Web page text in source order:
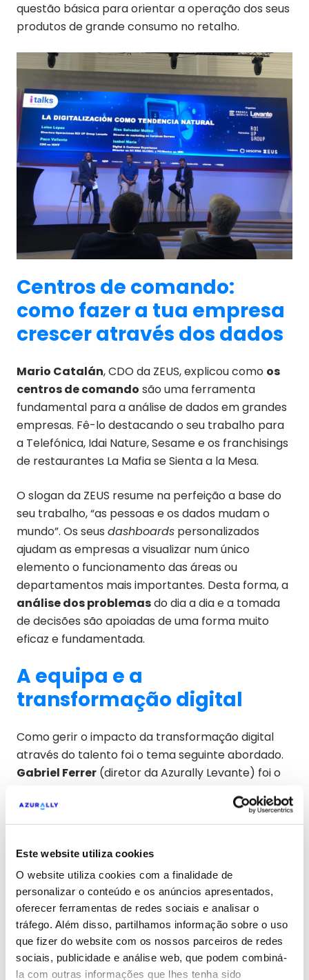
Este website utiliza cookies
O website utiliza cookies com a finalidade de
personalizar o conteúdo e os anúncios apresentados,
oferecer ferramentas de redes sociais e analisar o
tráfego. Além disso, partilhamos informação sobre o uso
que fizer do website com os nossos parceiros de redes
sociais, publicidade e análise web, que podem combiná-
la com outras informações que lhes tenha sido
questão básica para orientar a operação dos seus
produtos de grande consumo no retalho.
Centros de comando:
como fazer a tua empresa
crescer através dos dados
Mario Catalán, CDO da ZEUS, explicou como os
centros de comando são uma ferramenta
fundamental para a análise de dados em grandes
empresas. Fê-lo destacando o seu trabalho para
a Telefónica, Idai Nature, Sesame e os franchisings
de restaurantes La Mafia se Sienta a la Mesa.
O slogan da ZEUS resume na perfeição a base do
seu trabalho, “as pessoas e os dados mudam o
mundo”. Os seus dashboards personalizados
ajudam as empresas a visualizar num único
elemento o funcionamento das áreas ou
departamentos mais importantes. Desta forma, a
análise dos problemasdo dia a dia e a tomada
de decisões são apoiadas de uma forma muito
eficaz e fundamentada.
A equipa e a
transformação digital
Como gerir o impacto da transformação digital
através do talento foi o tema seguinte abordado.
Gabriel Ferrer (diretor da Azurally Levante) foi o
participação de
(Chief People &
Change Officer da Suavinex),Leticia Gonzálbez
Pessoas, Segurança e Saúde do Grupo Panstar).